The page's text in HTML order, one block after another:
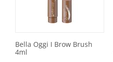
Bella Oggi I Brow Brush
4ml